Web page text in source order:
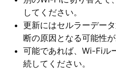
してください。
更新にはセルラーデー
断の原因となる可能性が
可能であれば、Wi-Fiル
続してください。